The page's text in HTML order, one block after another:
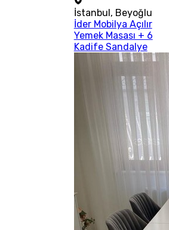
İstanbul, Beyoğlu
İder Mobilya Açılır
Yemek Masası + 6
Kadife Sandalye